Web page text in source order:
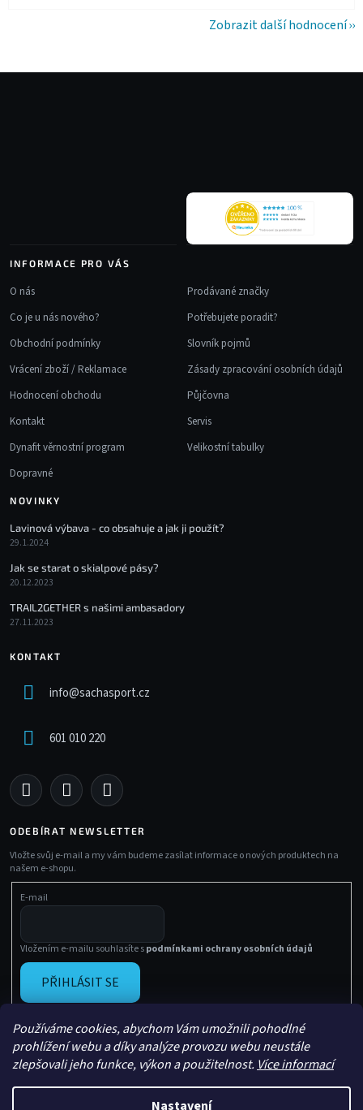
Používáme cookies, abychom Vám umožnili pohodlné
prohlížení webu a díky analýze provozu webu neustále
zlepšovali jeho funkce, výkon a použitelnost. Více informací
Nastavení
Zobrazit další hodnocení
INFORMACE PRO VÁS
O nás
Co je u nás nového?
Obchodní podmínky
Vrácení zboží / Reklamace
Hodnocení obchodu
Kontakt
Dynafit věrnostní program
Dopravné
Prodávané značky
Potřebujete poradit?
Slovník pojmů
Zásady zpracování osobních údajů
Půjčovna
Servis
Velikostní tabulky
NOVINKY
Lavinová výbava - co obsahuje a jak ji použít?
29.1.2024
Jak se starat o skialpové pásy?
20.12.2023
TRAIL2GETHER s našimi ambasadory
27.11.2023
KONTAKT
info@sachasport.cz
601 010 220
ODEBÍRAT NEWSLETTER
Vložte svůj e-mail a my vám budeme zasílat informace o nových produktech na
našem e-shopu.
E-mail
Vložením e-mailu souhlasíte spodmínkami ochrany osobních údajů
PŘIHLÁSIT SE